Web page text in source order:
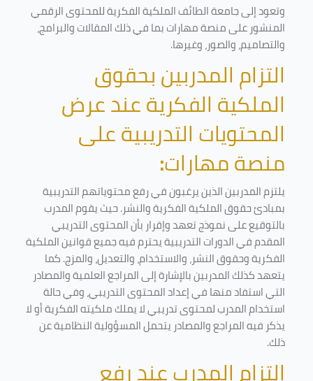
وتعود إلى جامعة الطائف الملكية الفكرية للمحتوى الرقمي
المنشور على منصة مهارات بما في ذلك المقالات والبرامج،
والتصاميم، والصور، وغيرها.
التزام المدربين بحقوق
الملكية الفكرية عند عرض
المحتويات التدريبية على
منصة مهارات:
يلتزم المدربين الذين يرغبون في رفع محتوياتهم التدريبية
بمبادئ حقوق الملكية الفكرية والنشر. حيث يقوم المدرب
بالتوقيع على نموذج تعهد وإقرار بأن المحتوى التدريبي
المقدم في الدورات التدريبية يحترم فيه جميع قوانين الملكية
الفكرية وحقوق النشر، والاستخدام، والتعديل، والمزج. كما
يتعهد كذلك المدربين بالإشارة إلى المراجع العلمية والمصادر
التي استفاد منها في إعداد المحتوى التدريبي، وفي حالة
استخدام المدرب لمحتوى تدريبي لا يملك ملكيته الفكرية أو لا
يذكر فيه المراجع والمصادر يتحمل المسؤولية النظامية عن
ذلك.
التزام المدرب عند رفع